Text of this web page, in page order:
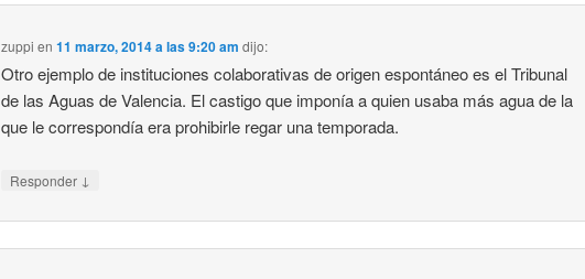
zuppi en11 marzo, 2014 a las 9:20 am dijo:
Otro ejemplo de instituciones colaborativas de origen espontáneo es el Tribunal
de las Aguas de Valencia. El castigo que imponía a quien usaba más agua de la
que le correspondía era prohibirle regar una temporada.
Responder ↓